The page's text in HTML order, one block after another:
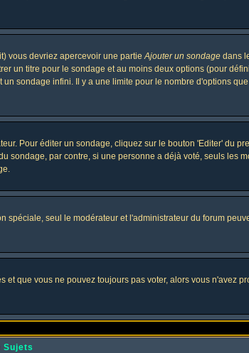
vous devriez apercevoir une partieAjouter un sondage dans
un titre pour le sondage et au moins deux options (pour
sondage infini. Il y a une limite pour le nombre d'options
Pour éditer un sondage, cliquez sur le bouton 'Editer' du
par contre, si une personne a déjà voté, seuls les
seul le modérateur et l'administrateur du forum
que vous ne pouvez toujours pas voter, alors vous n'avez
Sujets